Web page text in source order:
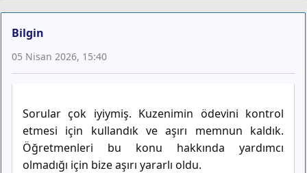
Bilgin
05 Nisan 2026, 15:40
Sorular çok iyiymiş. Kuzenimin ödevini kontrol
etmesi için kullandık ve aşırı memnun kaldık.
Öğretmenleri bu konu hakkında yardımcı
olmadığı için bize aşırı yararlı oldu.